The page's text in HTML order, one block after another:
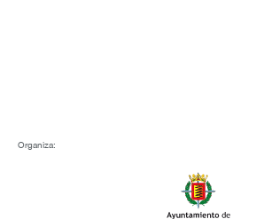
Organiza: